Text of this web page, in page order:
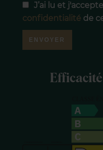
J’ai lu et
confidentialité de
ENVOYER